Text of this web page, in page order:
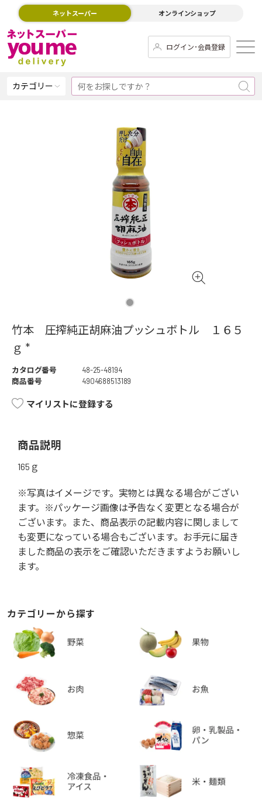
ネットスーパー オンラインショップ
ログイン･会員登録
カテゴリー
竹本 圧搾純正胡麻油プッシュボトル １６５
ｇ *
カタログ番号
48-25-48194
商品番号
4904688513189
マイリストに登録する
商品説明
165ｇ
※写真はイメージです。実物とは異なる場合がござい
ます。※パッケージ画像は予告なく変更となる場合が
ございます。また、商品表示の記載内容に関しまして
も変更になっている場合もございます。お手元に届き
ました商品の表示をご確認いただきますようお願いし
ます。
カテゴリーから探す